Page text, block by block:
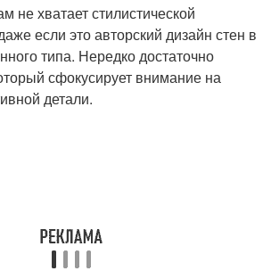
не хватает стилистической
если это авторский дизайн стен в
типа. Нередко достаточно
сфокусирует внимание на
детали.